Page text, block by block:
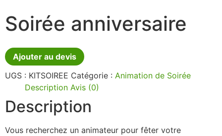
Soirée anniversaire
Ajouter au devis
UGS : KITSOIREE Catégorie : Animation de Soirée
Description Avis (0)
Description
Vous recherchez un animateur pour fêter votre